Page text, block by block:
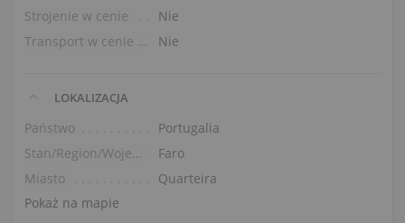
Strojenie w cenie
Nie
Transport w cenie (na parter)
Nie
LOKALIZACJA
Państwo
Portugalia
Stan/Region/Województwo
Faro
Miasto
Quarteira
Pokaż na mapie